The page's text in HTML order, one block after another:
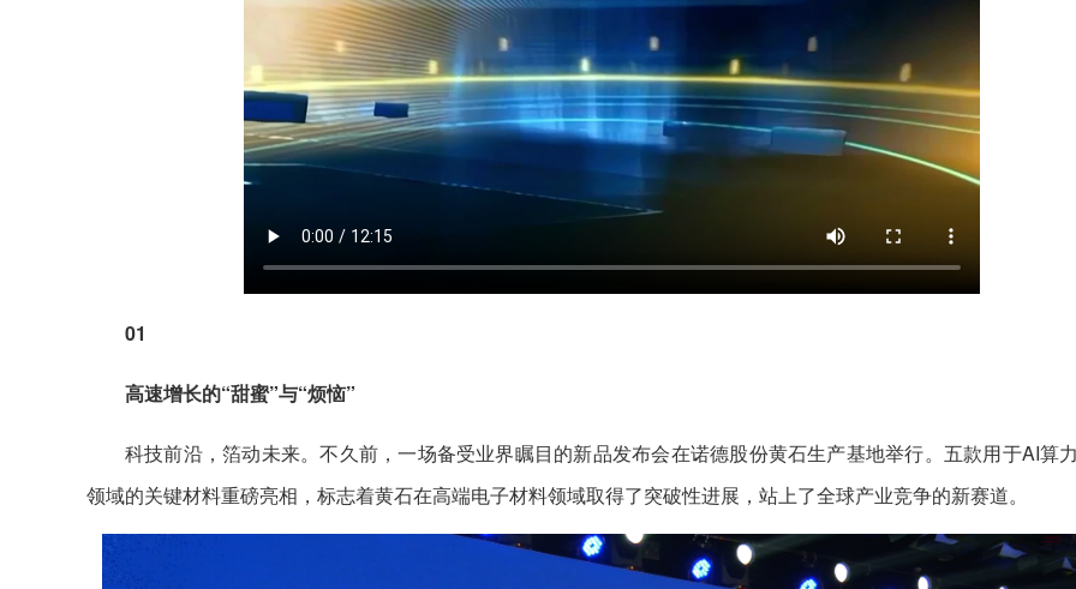
01
高速增长的“甜蜜”与“烦恼”
科技前沿，箔动未来。不久前，一场备受业界瞩目的新品发布会在诺德股份黄石生产基地举行。五款用于AI算
领域的关键材料重磅亮相，标志着黄石在高端电子材料领域取得了突破性进展，站上了全球产业竞争的新赛道。